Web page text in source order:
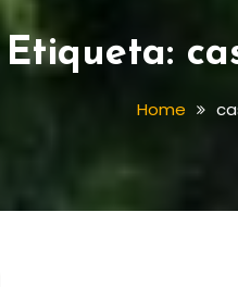
Etiqueta:
Home